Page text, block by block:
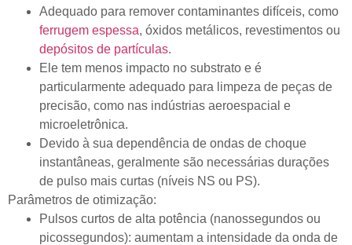
Adequado para remover contaminantes difíceis, como
ferrugem espessa, óxidos metálicos, revestimentos ou
depósitos de partículas.
Ele tem menos impacto no substrato e é
particularmente adequado para limpeza de peças de
precisão, como nas indústrias aeroespacial e
microeletrônica.
Devido à sua dependência de ondas de choque
instantâneas, geralmente são necessárias durações
de pulso mais curtas (níveis NS ou PS).
Parâmetros de otimização:
Pulsos curtos de alta potência (nanossegundos ou
picossegundos): aumentam a intensidade da onda de